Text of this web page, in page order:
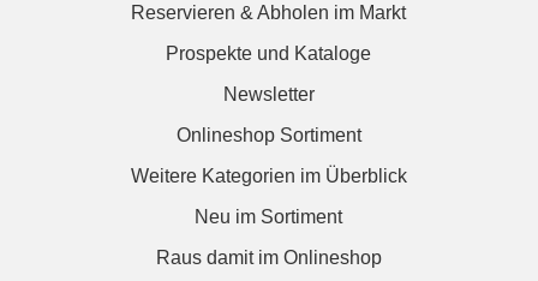
Reservieren & Abholen im Markt
Prospekte und Kataloge
Newsletter
Onlineshop Sortiment
Weitere Kategorien im Überblick
Neu im Sortiment
Raus damit im Onlineshop